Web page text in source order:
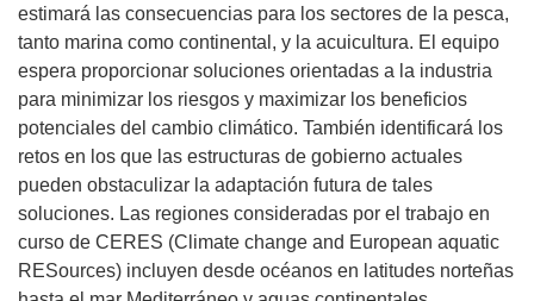
a
e
n
t
a
n
a
)
estimará las consecuencias para los sectores de la pesca,
tanto marina como continental, y la acuicultura. El equipo
espera proporcionar soluciones orientadas a la industria
para minimizar los riesgos y maximizar los beneficios
potenciales del cambio climático. También identificará los
retos en los que las estructuras de gobierno actuales
pueden obstaculizar la adaptación futura de tales
soluciones. Las regiones consideradas por el trabajo en
curso de CERES (Climate change and European aquatic
RESources) incluyen desde océanos en latitudes norteñas